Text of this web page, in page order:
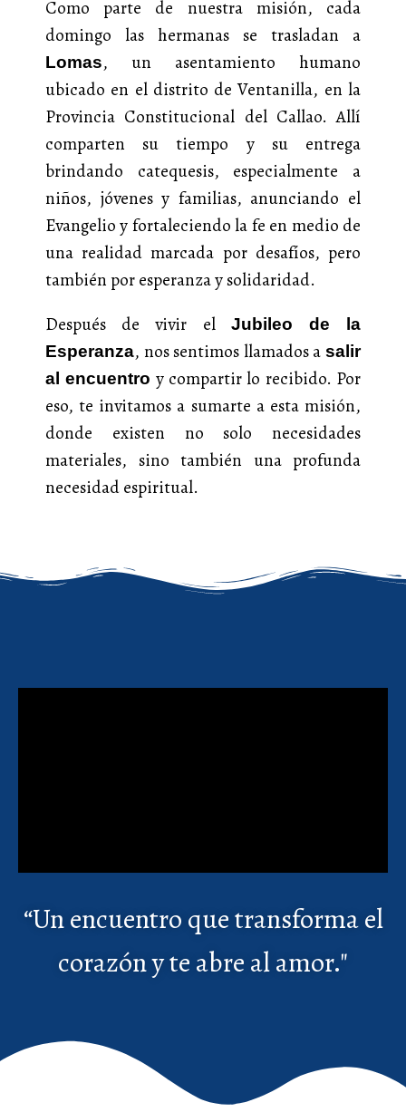
Como parte de nuestra misión, cada
domingo las hermanas se trasladan a
Lomas, un asentamiento humano
ubicado en el distrito de Ventanilla, en la
Provincia Constitucional del Callao. Allí
comparten su tiempo y su entrega
brindando catequesis, especialmente a
niños, jóvenes y familias, anunciando el
Evangelio y fortaleciendo la fe en medio de
una realidad marcada por desafíos, pero
también por esperanza y solidaridad.
Después de vivir el
Jubileo de la
Esperanza, nos sentimos llamados a salir
al encuentro y compartir lo recibido. Por
eso, te invitamos a sumarte a esta misión,
donde existen no solo necesidades
materiales, sino también una profunda
necesidad espiritual.
“Un encuentro que transforma el
corazón y te abre al amor."